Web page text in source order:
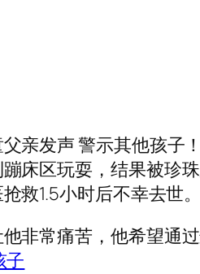
发声 警示其他孩子
床区玩耍，结果被珍
救1.5小时后不幸去世。
常痛苦，他希望通过
子